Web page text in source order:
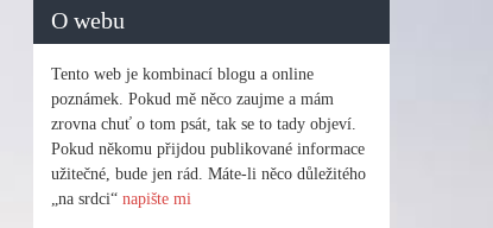
O webu
Tento web je kombinací blogu a online
poznámek. Pokud mě něco zaujme a mám
zrovna chuť o tom psát, tak se to tady objeví.
Pokud někomu přijdou publikované informace
užitečné, bude jen rád. Máte-li něco důležitého
„na srdci“ napište mi